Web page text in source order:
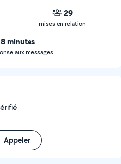
29
mises en relation
minutes
aux messages
Appeler